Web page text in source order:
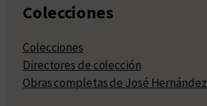
Colecciones
Colecciones
Directores de colección
Obras completas de José Hernández